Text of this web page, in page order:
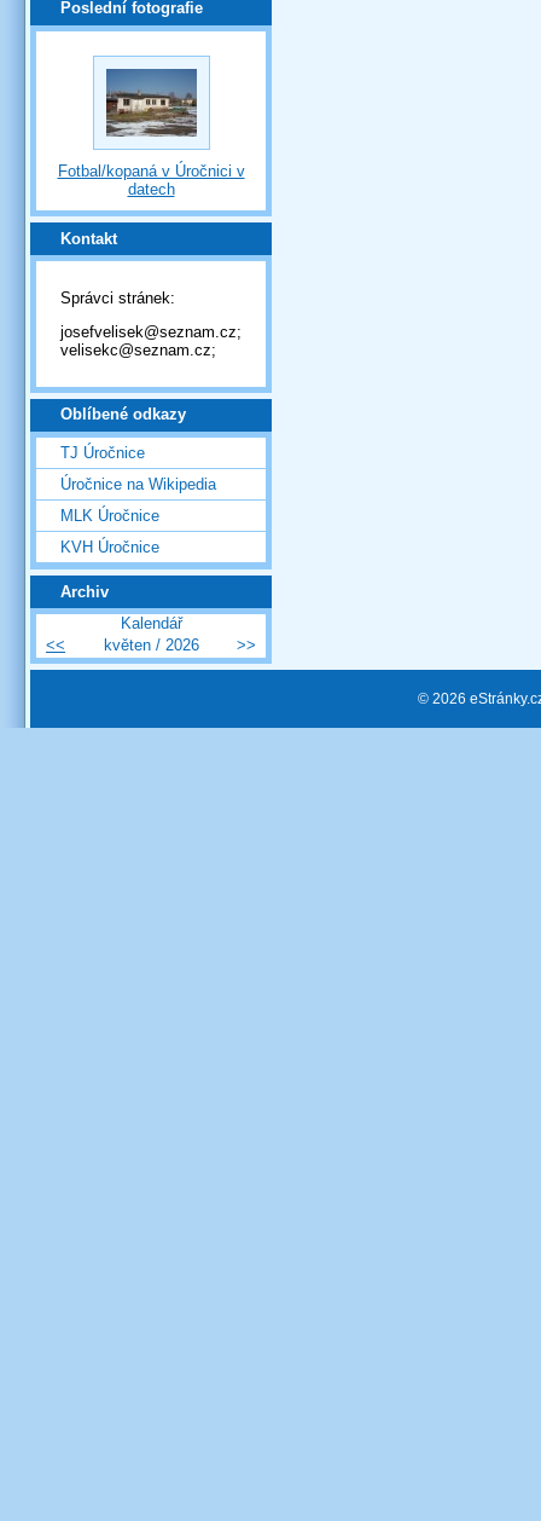
Poslední fotografie
Fotbal/kopaná v Úročnici v
datech
Kontakt
Správci stránek:
josefvelisek@seznam.cz;
velisekc@seznam.cz;
Oblíbené odkazy
TJ Úročnice
Úročnice na Wikipedia
MLK Úročnice
KVH Úročnice
Archiv
Kalendář
<<
květen / 2026 >>
© 2026